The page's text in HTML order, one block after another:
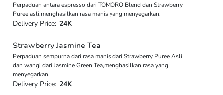
Perpaduan antara espresso dari TOMORO Blend dan Strawberry
Puree asli,menghasilkan rasa manis yang menyegarkan.
Delivery Price: 24K
Strawberry Jasmine Tea
Perpaduan sempurna dari rasa manis dari Strawberry Puree Asli
dan wangi dari Jasmine Green Tea,menghasilkan rasa yang
menyegarkan.
Delivery Price: 24K